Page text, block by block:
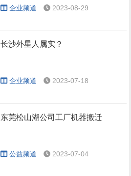
企业频道 2023-08-29
长沙外星人属实？
企业频道 2023-07-18
东莞松山湖公司工厂机器搬迁
公益频道 2023-07-04